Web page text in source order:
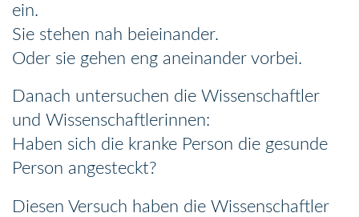
ein.
Sie stehen nah beieinander.
Oder sie gehen eng aneinander vorbei.
Danach untersuchen die Wissenschaftler
und Wissenschaftlerinnen:
Haben sich die kranke Person die gesunde
Person angesteckt?
Diesen Versuch haben die Wissenschaftler